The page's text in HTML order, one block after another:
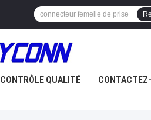
CONTRÔLE QUALITÉ